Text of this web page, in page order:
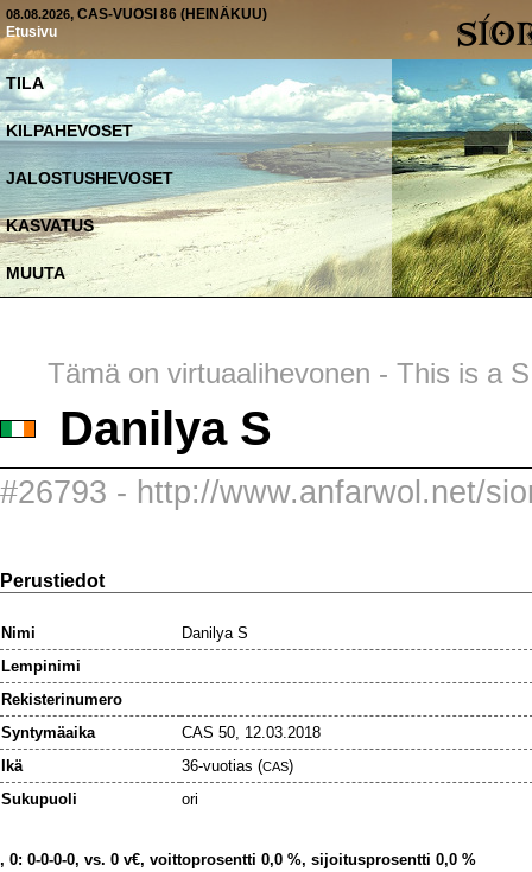
08.08.2026, CAS-VUOSI 86 (HEINÄKUU)
Etusivu
TILA
KILPAHEVOSET
JALOSTUSHEVOSET
KASVATUS
MUUTA
Tämä on virtuaalihevonen - This is a
Danilya S
#26793 - http://www.anfarwol.net/
Perustiedot
Nimi
Danilya S
Lempinimi
Rekisterinumero
Syntymäaika
CAS 50, 12.03.2018
Ikä
36-vuotias (CAS)
Sukupuoli
ori
, 0: 0-0-0-0, vs. 0 v€, voittoprosentti 0,0 %, sijoitusprosentti 0,0 %